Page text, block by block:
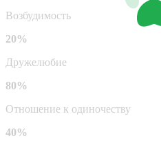
Возбудимость
20%
Дружелюбие
80%
Отношение к одиночеству
40%